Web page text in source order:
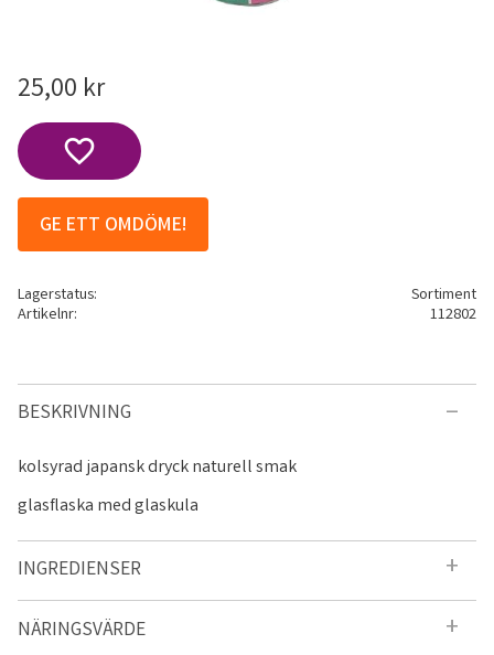
25,00 kr
Lägg till i favoriter
Lagerstatus
Sortiment
Artikelnr
112802
GE ETT OMDÖME!
BESKRIVNING
kolsyrad japansk dryck naturell smak
glasflaska med glaskula
INGREDIENSER
NÄRINGSVÄRDE